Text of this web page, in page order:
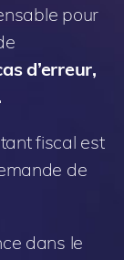
pour
d’erreur,
fiscal est
de
dans le